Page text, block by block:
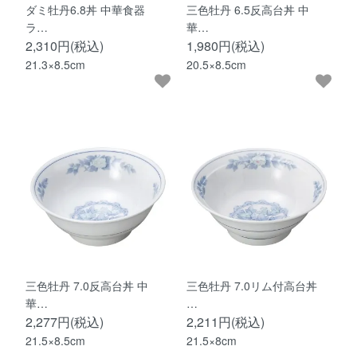
ダミ牡丹6.8丼 中華食器
ラ…
2,310円(税込)
21.3×8.5cm
三色牡丹 6.5反高台丼 中
華…
1,980円(税込)
20.5×8.5cm
三色牡丹 7.0反高台丼 中
華…
2,277円(税込)
21.5×8.5cm
三色牡丹 7.0リム付高台丼
…
2,211円(税込)
21.5×8cm